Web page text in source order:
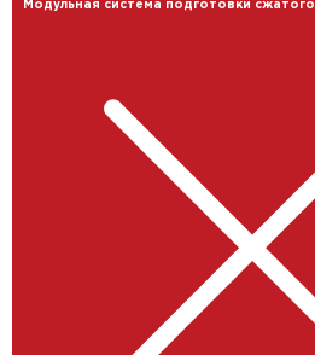
Модульная система подготовки